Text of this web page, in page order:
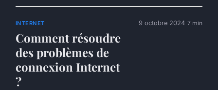
INTERNET
Comment résoudre
des problèmes de
connexion Internet
?
9 octobre 2024 7 min